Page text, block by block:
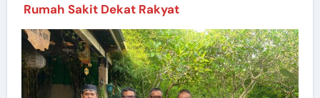
Rumah Sakit Dekat Rakyat